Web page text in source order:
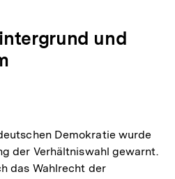
und
Demokratie wurde
der Verhältniswahl gewarnt.
das Wahlrecht der